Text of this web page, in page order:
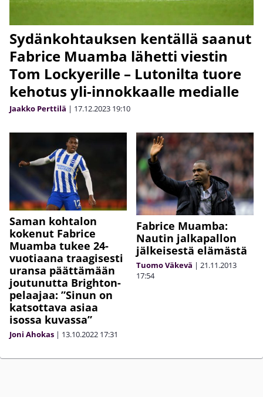
Sydänkohtauksen kentällä saanut
Fabrice Muamba lähetti viestin
Tom Lockyerille – Lutonilta tuore
kehotus yli-innokkaalle medialle
Jaakko Perttilä | 17.12.2023 19:10
Saman kohtalon
kokenut Fabrice
Muamba tukee 24-
vuotiaana traagisesti
uransa päättämään
joutunutta Brighton-
pelaajaa: ”Sinun on
katsottava asiaa
isossa kuvassa”
Joni Ahokas | 13.10.2022 17:31
Fabrice Muamba:
Nautin jalkapallon
jälkeisestä elämästä
Tuomo Väkevä | 21.11.2013
17:54